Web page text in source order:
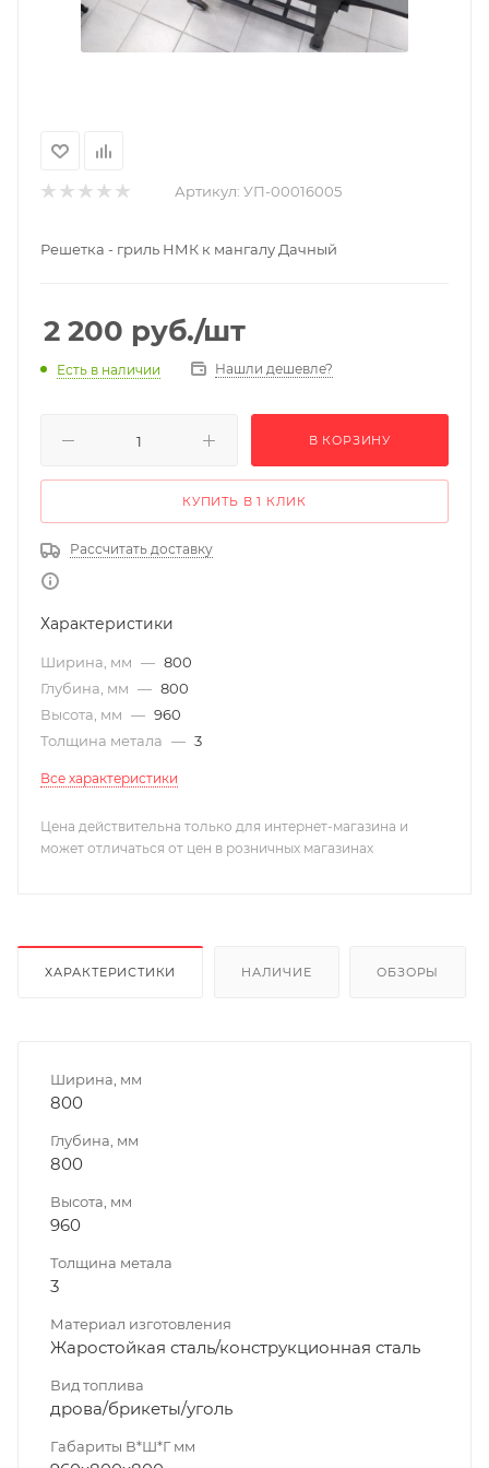
Артикул: УП-00016005
Решетка - гриль НМК к мангалу Дачный
2 200 руб./шт
Есть в наличии Нашли дешевле?
В КОРЗИНУ
КУПИТЬ В 1 КЛИК
Рассчитать доставку
Характеристики
Ширина, мм — 800
Глубина, мм — 800
Высота, мм — 960
Толщина метала — 3
Все характеристики
Цена действительна только для интернет-магазина и
может отличаться от цен в розничных магазинах
ХАРАКТЕРИСТИКИ НАЛИЧИЕ ОБЗОРЫ
Ширина, мм
800
Глубина, мм
800
Высота, мм
960
Толщина метала
3
Материал изготовления
Жаростойкая сталь/конструкционная сталь
Вид топлива
дрова/брикеты/уголь
Габариты В*Ш*Г мм